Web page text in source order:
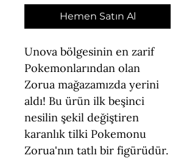
Hemen Satın Al
Unova bölgesinin en zarif
Pokemonlarından olan
Zorua mağazamızda yerini
aldı! Bu ürün ilk beşinci
nesilin şekil değiştiren
karanlık tilki Pokemonu
Zorua'nın tatlı bir figürüdür.